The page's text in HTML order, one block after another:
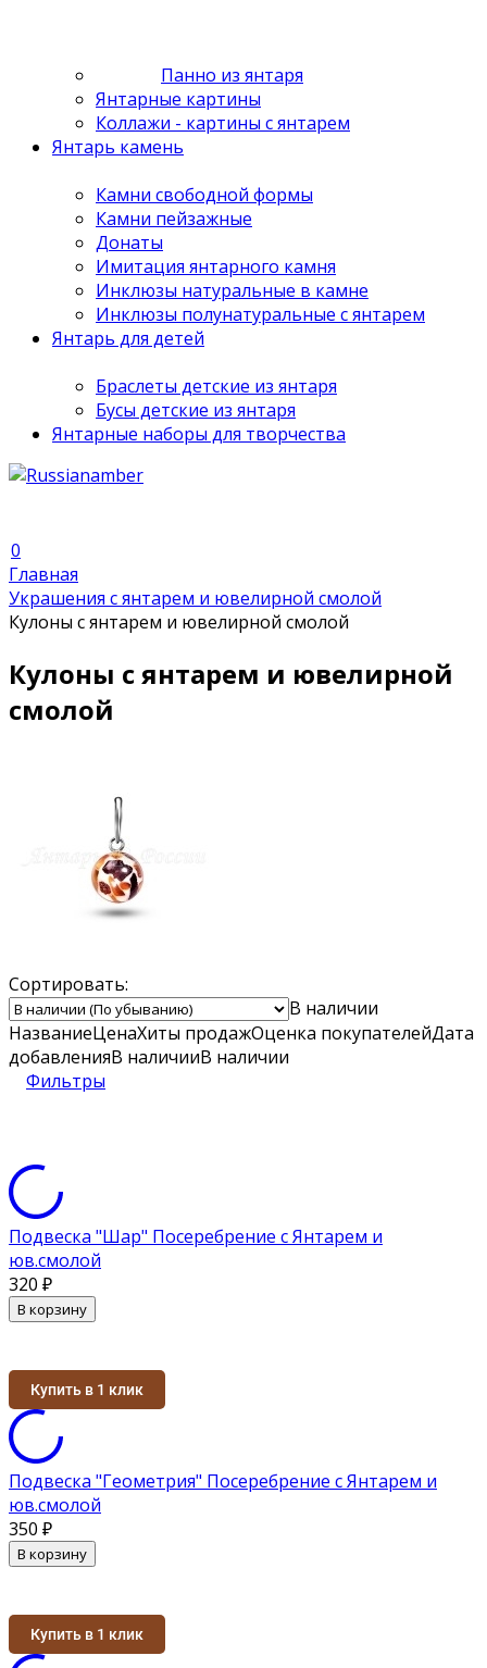
Панно из янтаря
Янтарные картины
Коллажи - картины с янтарем
Янтарь камень
Камни свободной формы
Камни пейзажные
Донаты
Имитация янтарного камня
Инклюзы натуральные в камне
Инклюзы полунатуральные с янтарем
Янтарь для детей
Браслеты детские из янтаря
Бусы детские из янтаря
Янтарные наборы для творчества
0
Главная
Украшения с янтарем и ювелирной смолой
Кулоны с янтарем и ювелирной смолой
Кулоны с янтарем и ювелирной
смолой
Сортировать:
В наличии
НазваниеЦенаХиты продажОценка покупателейДата
добавленияВ наличииВ наличии
Фильтры
Подвеска "Шар" Посеребрение с Янтарем и
юв.смолой
320 ₽
В корзину
Купить в 1 клик
Подвеска "Геометрия" Посеребрение с Янтарем и
юв.смолой
350 ₽
В корзину
Купить в 1 клик